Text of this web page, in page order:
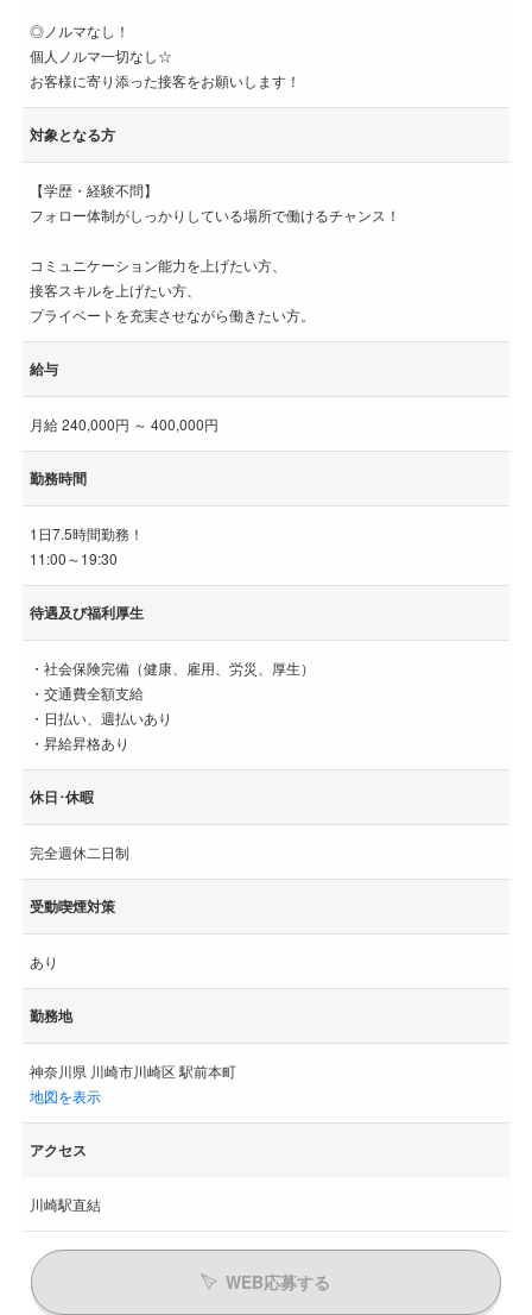
◎ノルマなし！
個人ノルマ一切なし☆
お客様に寄り添った接客をお願いします！
対象となる方
【学歴・経験不問】
フォロー体制がしっかりしている場所で働けるチャンス！
コミュニケーション能力を上げたい方、
接客スキルを上げたい方、
プライベートを充実させながら働きたい方。
給与
月給 240,000円 ～ 400,000円
勤務時間
1日7.5時間勤務！
11:00～19:30
待遇及び福利厚生
・社会保険完備（健康、雇用、労災、厚生）
・交通費全額支給
・日払い、週払いあり
・昇給昇格あり
休日･休暇
完全週休二日制
受動喫煙対策
あり
勤務地
神奈川県 川崎市川崎区 駅前本町
地図を表示
アクセス
川崎駅直結
WEB応募する